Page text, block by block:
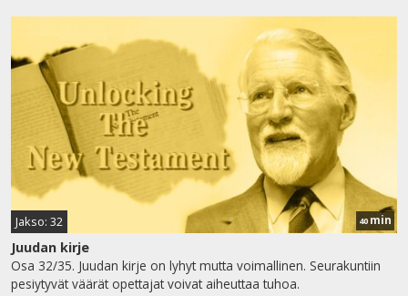
Jakso: 32 40 min
Juudan kirje
Osa 32/35. Juudan kirje on lyhyt mutta voimallinen. Seurakuntiin
pesiytyvät väärät opettajat voivat aiheuttaa tuhoa.